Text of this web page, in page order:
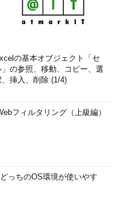
の基本オブジェクト「セ
」の参照、移動、コピー、選
、挿入、削除 (1/4)
フィルタリング（上級編）
っちのOS環境が使いやす